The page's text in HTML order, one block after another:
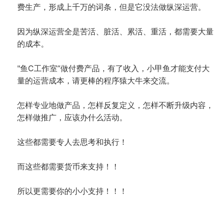
费生产，形成上千万的词条，但是它没法做纵深运营。
因为纵深运营全是苦活、脏活、累活、重活，都需要大量
的成本。
"鱼C工作室”做付费产品，有了收入，小甲鱼才能支付大
量的运营成本，请更棒的程序猿大牛来交流。
怎样专业地做产品，怎样反复定义，怎样不断升级内容，
怎样做推广，应该办什么活动。
这些都需要专人去思考和执行！
而这些都需要货币来支持！！
所以更需要你的小小支持！！！